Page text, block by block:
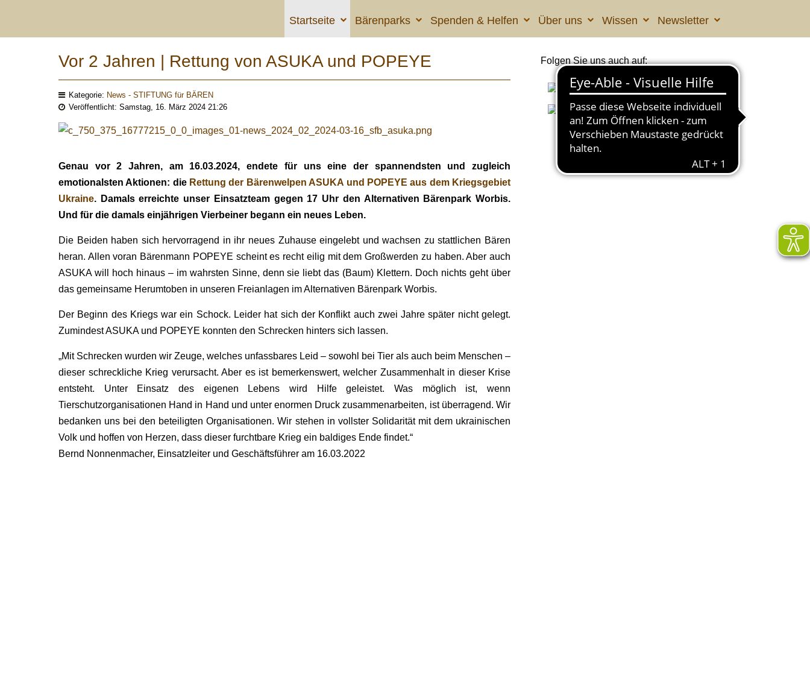
Startseite Bärenparks Spenden & Helfen Über uns Wissen Newsletter
Vor 2 Jahren | Rettung von ASUKA und POPEYE
Kategorie: News - STIFTUNG für BÄREN
Veröffentlicht: Samstag, 16. März 2024 21:26
Genau vor 2 Jahren, am 16.03.2024, endete für uns eine der spannendsten und zugleich
emotionalsten Aktionen: die Rettung der Bärenwelpen ASUKA und POPEYE aus dem Kriegsgebiet
Ukraine. Damals erreichte unser Einsatzteam gegen 17 Uhr den Alternativen Bärenpark Worbis.
Und für die damals einjährigen Vierbeiner begann ein neues Leben.
Die Beiden haben sich hervorragend in ihr neues Zuhause eingelebt und wachsen zu stattlichen Bären
heran. Allen voran Bärenmann POPEYE scheint es recht eilig mit dem Großwerden zu haben. Aber auch
ASUKA will hoch hinaus – im wahrsten Sinne, denn sie liebt das (Baum) Klettern. Doch nichts geht über
das gemeinsame Herumtoben in unseren Freianlagen im Alternativen Bärenpark Worbis.
Der Beginn des Kriegs war ein Schock. Leider hat sich der Konflikt auch zwei Jahre später nicht gelegt.
Zumindest ASUKA und POPEYE konnten den Schrecken hinters sich lassen.
„Mit Schrecken wurden wir Zeuge, welches unfassbares Leid – sowohl bei Tier als auch beim Menschen –
dieser schreckliche Krieg verursacht. Aber es ist bemerkenswert, welcher Zusammenhalt in dieser Krise
entsteht. Unter Einsatz des eigenen Lebens wird Hilfe geleistet. Was möglich ist, wenn
Tierschutzorganisationen Hand in Hand und unter enormen Druck zusammenarbeiten, ist überragend. Wir
bedanken uns bei den beteiligten Organisationen. Wir stehen in vollster Solidarität mit dem ukrainischen
Volk und hoffen von Herzen, dass dieser furchtbare Krieg ein baldiges Ende findet.“
Bernd Nonnenmacher, Einsatzleiter und Geschäftsführer am 16.03.2022
Folgen Sie uns auch auf: